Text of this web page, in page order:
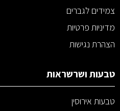
צמידים לגברים
מדיניות פרטיות
הצהרת נגישות
טבעות ושרשראות
טבעות אירוסין